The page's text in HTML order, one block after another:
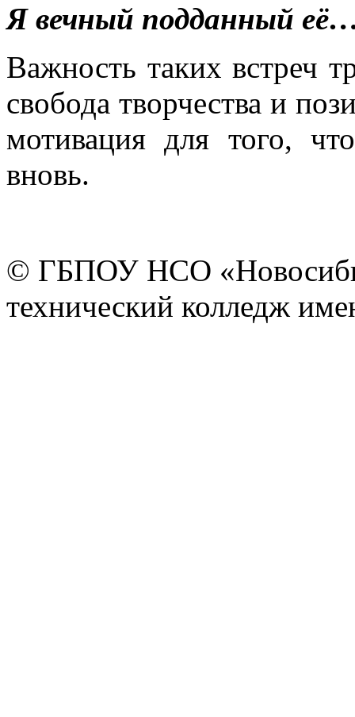
Я вечный подданный
Важность таких встреч
свобода творчества и
мотивация для того,
вновь.
© ГБПОУ НСО
технический колледж